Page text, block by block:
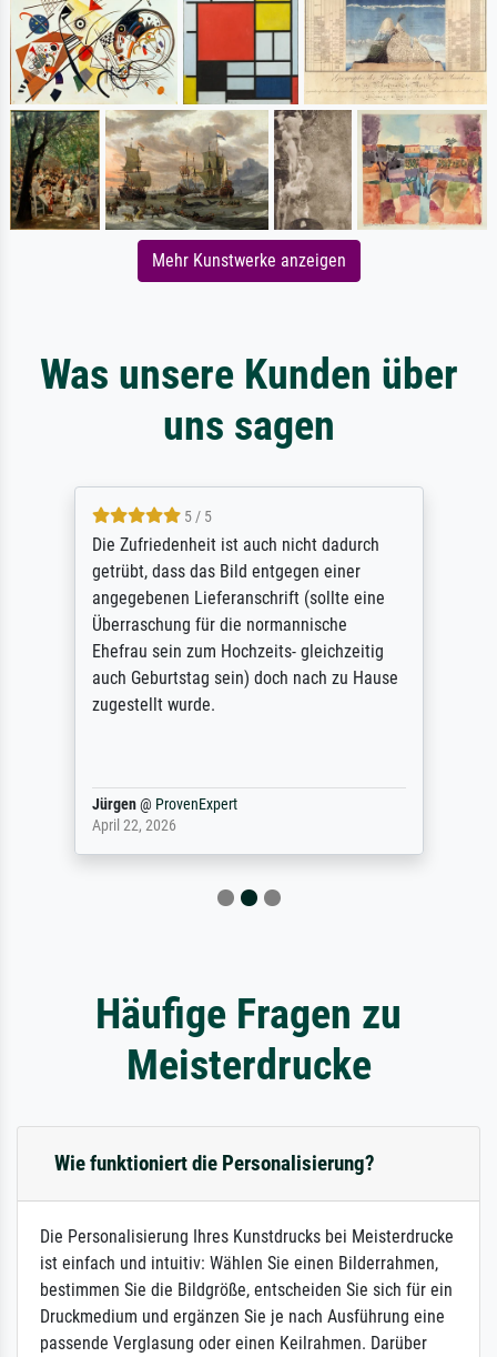
Mehr Kunstwerke anzeigen
Was unsere Kunden über
uns sagen
5 / 5
Die Zufriedenheit ist auch nicht dadurch
getrübt, dass das Bild entgegen einer
angegebenen Lieferanschrift (sollte eine
Überraschung für die normannische
Ehefrau sein zum Hochzeits- gleichzeitig
auch Geburtstag sein) doch nach zu Hause
zugestellt wurde.
Jürgen@ ProvenExpert
April 22, 2026
Häufige Fragen zu
Meisterdrucke
Wie funktioniert die Personalisierung?
Die Personalisierung Ihres Kunstdrucks bei Meisterdrucke
ist einfach und intuitiv: Wählen Sie einen Bilderrahmen,
bestimmen Sie die Bildgröße, entscheiden Sie sich für ein
Druckmedium und ergänzen Sie je nach Ausführung eine
passende Verglasung oder einen Keilrahmen. Darüber